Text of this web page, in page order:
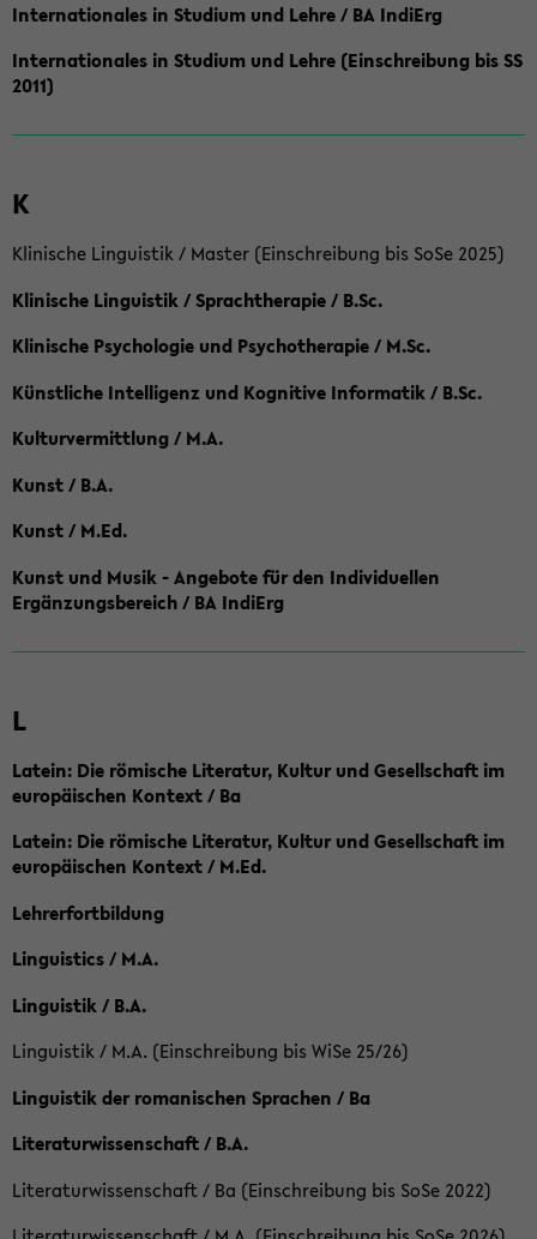
Internationales in Studium und Lehre / BA IndiErg
Internationales in Studium und Lehre (Einschreibung bis SS
2011)
K
Klinische Linguistik / Master (Einschreibung bis SoSe 2025)
Klinische Linguistik / Sprachtherapie / B.Sc.
Klinische Psychologie und Psychotherapie / M.Sc.
Künstliche Intelligenz und Kognitive Informatik / B.Sc.
Kulturvermittlung / M.A.
Kunst / B.A.
Kunst / M.Ed.
Kunst und Musik - Angebote für den Individuellen
Ergänzungsbereich / BA IndiErg
L
Latein: Die römische Literatur, Kultur und Gesellschaft im
europäischen Kontext / Ba
Latein: Die römische Literatur, Kultur und Gesellschaft im
europäischen Kontext / M.Ed.
Lehrerfortbildung
Linguistics / M.A.
Linguistik / B.A.
Linguistik / M.A. (Einschreibung bis WiSe 25/26)
Linguistik der romanischen Sprachen / Ba
Literaturwissenschaft / B.A.
Literaturwissenschaft / Ba (Einschreibung bis SoSe 2022)